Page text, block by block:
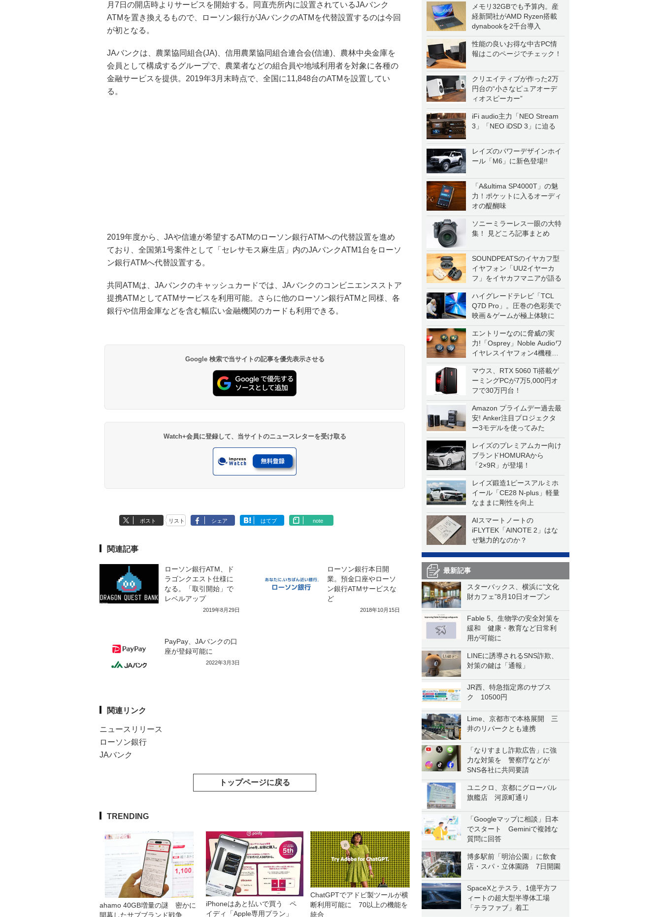
メモリ32GBでも予算内。産
経新聞社がAMD Ryzen搭載
dynabookを2千台導入
性能の良いお得な中古PC情
報はこのページでチェック！
クリエイティブが作った2万
円台の“小さなピュアオーデ
ィオスピーカー”
iFi audio主力「NEO Stream
3」「NEO iDSD 3」に迫る
レイズのパワーデザインホイ
ール「M6」に新色登場!!
「A&ultima SP4000T」の魅
力！ポケットに入るオーディ
オの醍醐味
ソニーミラーレス一眼の大特
集！ 見どころ記事まとめ
SOUNDPEATSのイヤカフ型
イヤフォン「UU2イヤーカ
フ」をイヤカフマニアが語る
ハイグレードテレビ「TCL
Q7D Pro」。圧巻の色彩美で
映画＆ゲームが極上体験に
エントリーなのに脅威の実
力!「Osprey」Noble Audioワ
イヤレスイヤフォン4機種を
一気に聴く
マウス、RTX 5060 Ti搭載ゲ
ーミングPCが7万5,000円オ
フで30万円台！
Amazon プライムデー過去最
安! Anker注目プロジェクタ
ー3モデルを使ってみた
レイズのプレミアムカー向け
ブランドHOMURAから
「2×9R」が登場！
レイズ鍛造1ピースアルミホ
イール「CE28 N-plus」軽量
なままに剛性を向上
AIスマートノートの
iFLYTEK「AINOTE 2」はな
ぜ魅力的なのか？
最新記事
スターバックス、横浜に“文化
財カフェ”8月10日オープン
Fable 5、生物学の安全対策を
緩和 健康・教育など日常利
用が可能に
LINEに誘導されるSNS詐欺、
対策の鍵は「通報」
JR西、特急指定席のサブス
ク 10500円
Lime、京都市で本格展開 三
井のリパークとも連携
「なりすまし詐欺広告」に強
力な対策を 警察庁などが
SNS各社に共同要請
ユニクロ、京都にグローバル
旗艦店 河原町通り
「Googleマップに相談」日本
でスタート Geminiで複雑な
質問に回答
博多駅前「明治公園」に飲食
店・スパ・立体園路 7日開園
SpaceXとテスラ、1億平方フ
ィートの超大型半導体工場
「テラファブ」着工
月7日の開店時よりサービスを開始する。同直売所内に設置されているJAバンク
ATMを置き換えるもので、ローソン銀行がJAバンクのATMを代替設置するのは今回
が初となる。
JAバンクは、農業協同組合(JA)、信用農業協同組合連合会(信連)、農林中央金庫を
会員として構成するグループで、農業者などの組合員や地域利用者を対象に各種の
金融サービスを提供。2019年3月末時点で、全国に11,848台のATMを設置してい
る。
2019年度から、JAや信連が希望するATMのローソン銀行ATMへの代替設置を進め
ており、全国第1号案件として「セレサモス麻生店」内のJAバンクATM1台をローソ
ン銀行ATMへ代替設置する。
共同ATMは、JAバンクのキャッシュカードでは、JAバンクのコンビニエンスストア
提携ATMとしてATMサービスを利用可能。さらに他のローソン銀行ATMと同様、各
銀行や信用金庫などを含む幅広い金融機関のカードも利用できる。
Google 検索で当サイトの記事を優先表示させる
Watch+会員に登録して、当サイトのニュースレターを受け取る
ポスト リスト シェア はてブ note
関連記事
ローソン銀行ATM、ド
ラゴンクエスト仕様に
なる。「取引開始」で
レベルアップ
2019年8月29日
ローソン銀行本日開
業。預金口座やローソ
ン銀行ATMサービスな
ど
2018年10月15日
PayPay、JAバンクの口
座が登録可能に
2022年3月3日
関連リンク
ニュースリリース
ローソン銀行
JAバンク
トップページに戻る
TRENDING
ahamo 40GB増量の謎 密かに
開幕したサブブランド戦争
iPhoneはあと払いで買う ペ
イディ「Apple専用プラン」
ChatGPTでアドビ製ツールが横
断利用可能に 70以上の機能を
統合